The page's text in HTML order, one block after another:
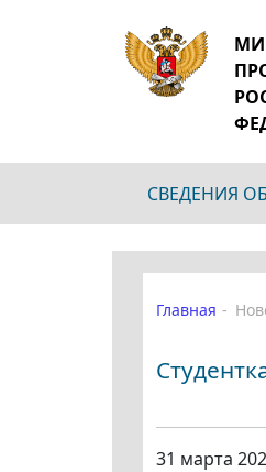
СВЕДЕНИЯ
Главная
31 марта